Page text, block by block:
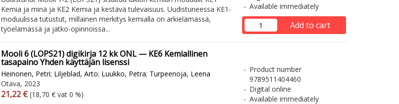
Kemia ja minä ja KE2 Kemia ja kestävä tulevaisuus. Uudistuneessa KE1-
moduulissa tutustut, millainen merkitys kemialla on arkielämässä,
työelämässä ja jatko-opinnoissa...
Available immediately
Add to cart
Mooli 6 (LOPS21) digikirja 12 kk ONL — KE6 Kemiallinen
tasapaino Yhden käyttäjän lisenssi
Heinonen, Petri; Liljeblad, Arto; Luukko, Petra; Turpeenoja, Leena
Otava, 2023
Arvonlisäverollinen hinta
21,22 € Excl. vat
(18,70 € vat 0 %)
Product number
9789511404460
Digital online
Available immediately